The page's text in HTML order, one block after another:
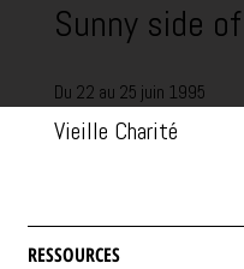
Sunny side
Du 22 au 25 juin 1995
Vieille Charité
RESSOURCES